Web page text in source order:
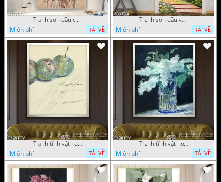
Tranh sơn dầu chú nai trong vườn hoa decor tường in uv
Miễn phí
TẢI VỀ
Tranh sơn dầu vườn hoa bên dòng sông decor tường
Miễn phí
TẢI VỀ
Tranh tĩnh vật hoa quả sơn dầu dán tường đẹp
Miễn phí
TẢI VỀ
Tranh tĩnh vật hoa quả sơn dầu trang trí tường đẹp
Miễn phí
TẢI VỀ